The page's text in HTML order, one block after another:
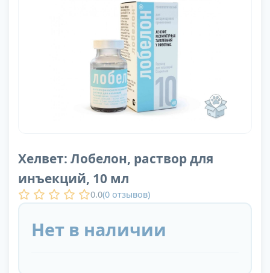
Хелвет: Лобелон, раствор для
инъекций, 10 мл
0.0(0 отзывов)
Нет в наличии